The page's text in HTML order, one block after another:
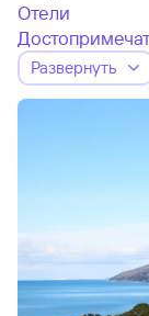
Отели
Развернуть